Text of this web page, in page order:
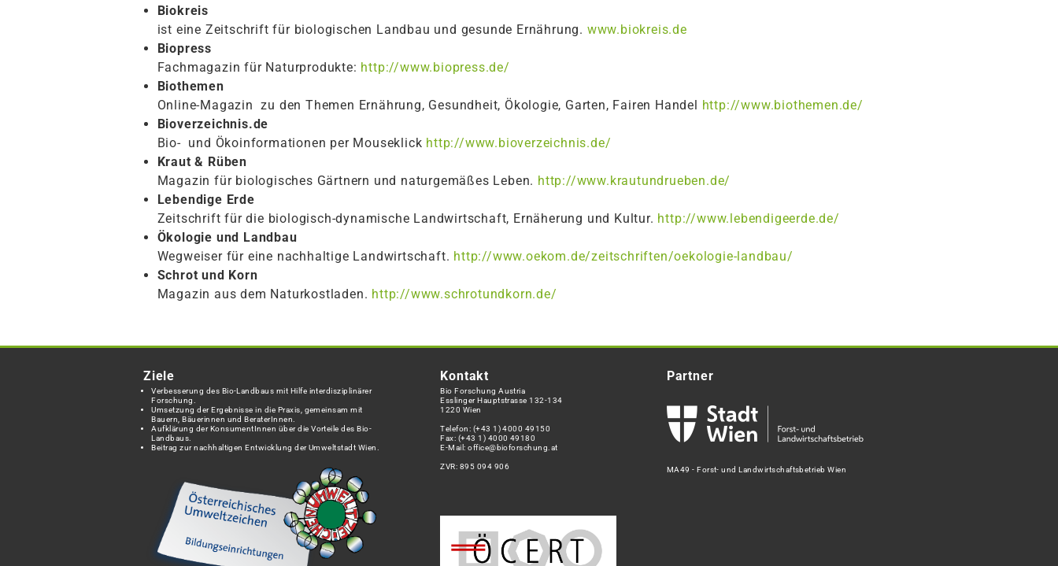
Biokreis
ist eine Zeitschrift für biologischen Landbau und gesunde Ernährung. www.biokreis.de
Biopress
Fachmagazin für Naturprodukte: http://www.biopress.de/
Biothemen
Online-Magazin zu den Themen Ernährung, Gesundheit, Ökologie, Garten, Fairen Handel http://www.biothemen.de/
Bioverzeichnis.de
Bio- und Ökoinformationen per Mouseklick http://www.bioverzeichnis.de/
Kraut & Rüben
Magazin für biologisches Gärtnern und naturgemäßes Leben. http://www.krautundrueben.de/
Lebendige Erde
Zeitschrift für die biologisch-dynamische Landwirtschaft, Ernäherung und Kultur. http://www.lebendigeerde.de/
Ökologie und Landbau
Wegweiser für eine nachhaltige Landwirtschaft. http://www.oekom.de/zeitschriften/oekologie-landbau/
Schrot und Korn
Magazin aus dem Naturkostladen. http://www.schrotundkorn.de/
Ziele
Verbesserung des Bio-Landbaus mit Hilfe interdisziplinärer
Forschung.
Umsetzung der Ergebnisse in die Praxis, gemeinsam mit
Bauern, Bäuerinnen und BeraterInnen.
Aufklärung der KonsumentInnen über die Vorteile des Bio-
Landbaus.
Beitrag zur nachhaltigen Entwicklung der Umweltstadt Wien.
Kontakt
Bio Forschung Austria
Esslinger Hauptstrasse 132-134
1220 Wien
Telefon: (+43 1) 4000 49150
Fax: (+43 1) 4000 49180
E-Mail:office@bioforschung.at
ZVR: 895 094 906
Partner
MA49 - Forst- und Landwirtschaftsbetrieb Wien